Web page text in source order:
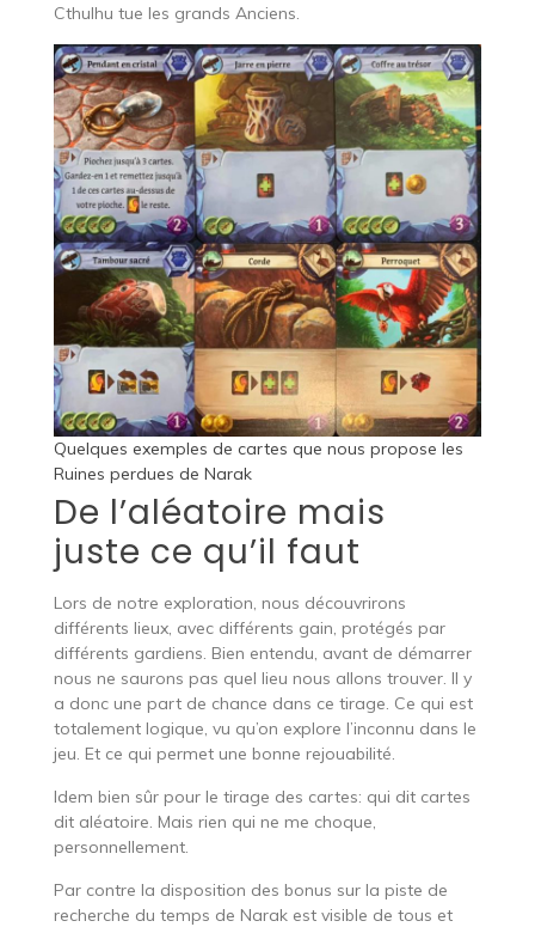
Cthulhu tue les grands Anciens.
Quelques exemples de cartes que nous propose les
Ruines perdues de Narak
De l’aléatoire mais
juste ce qu’il faut
Lors de notre exploration, nous découvrirons
différents lieux, avec différents gain, protégés par
différents gardiens. Bien entendu, avant de démarrer
nous ne saurons pas quel lieu nous allons trouver. Il y
a donc une part de chance dans ce tirage. Ce qui est
totalement logique, vu qu’on explore l’inconnu dans le
jeu. Et ce qui permet une bonne rejouabilité.
Idem bien sûr pour le tirage des cartes: qui dit cartes
dit aléatoire. Mais rien qui ne me choque,
personnellement.
Par contre la disposition des bonus sur la piste de
recherche du temps de Narak est visible de tous et